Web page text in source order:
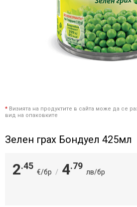
* Визията на продуктите в сайта може да се
вид на опаковките
Зелен грах Бондуел 425мл
2.45
€/бр / 4.79
лв/бр